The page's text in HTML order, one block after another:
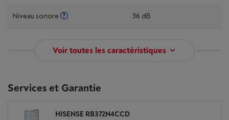
Niveau sonore 36 dB
Voir toutes les caractéristiques
Services et Garantie
HISENSE RB372N4CCD